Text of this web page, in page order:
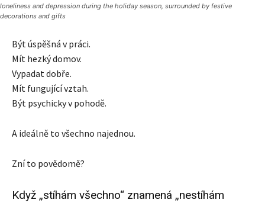
loneliness and depression during the holiday season, surrounded by festive
decorations and gifts
Být úspěšná v práci.
Mít hezký domov.
Vypadat dobře.
Mít fungující vztah.
Být psychicky v pohodě.
A ideálně to všechno najednou.
Zní to povědomě?
Když „stíhám všechno“ znamená „nestíhám